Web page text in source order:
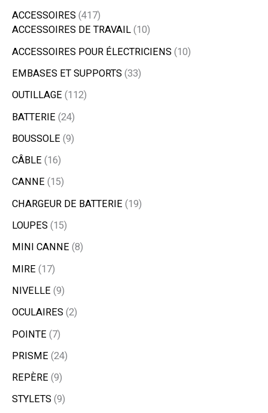
ACCESSOIRES 417
ACCESSOIRES DE TRAVAIL 10
ACCESSOIRES POUR ÉLECTRICIENS 10
EMBASES ET SUPPORTS 33
OUTILLAGE 112
BATTERIE 24
BOUSSOLE 9
CÂBLE 16
CANNE 15
CHARGEUR DE BATTERIE 19
LOUPES 15
MINI CANNE 8
MIRE 17
NIVELLE 9
OCULAIRES 2
POINTE 7
PRISME 24
REPÈRE 9
STYLETS 9